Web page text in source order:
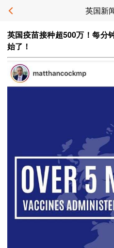
英国新
英国疫苗接种超500万！每分
始了！